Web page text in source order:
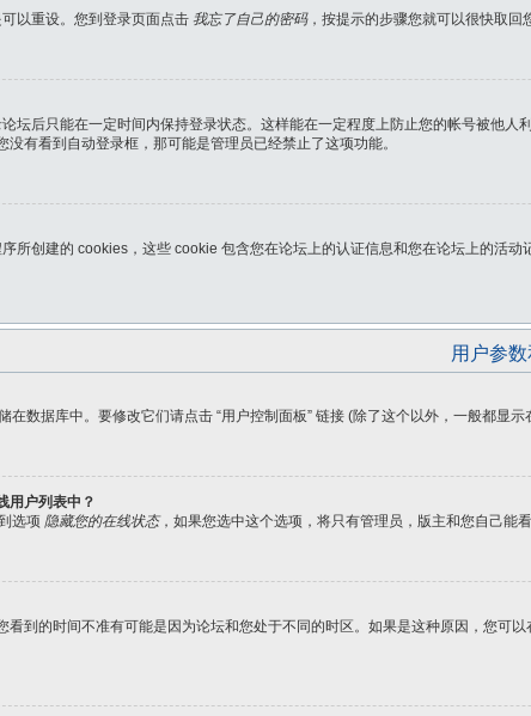
以重设。您到登录页面点击 我忘了自己的密码，按提示的步骤您就可以很快取回
坛后只能在一定时间内保持登录状态。这样能在一定程度上防止您的帐号被他人
有看到自动登录框，那可能是管理员已经禁止了这项功能。
所创建的 cookies，这些 cookie 包含您在论坛上的认证信息和您在论坛上的
用户参
在数据库中。要修改它们请点击 “用户控制面板” 链接 (除了这个以外，一般都显
用户列表中？
选项 隐藏您的在线状态，如果您选中这个选项，将只有管理员，版主和您自己能
到的时间不准有可能是因为论坛和您处于不同的时区。如果是这种原因，您可